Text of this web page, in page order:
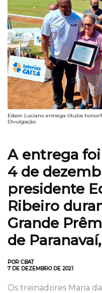
Edson Luciano entrega títulos
Divulgação
A entrega
4 de
presidente
Ribeiro
Grande
de
POR CBAT
7 DE DEZEMBRO DE 2021
Os treinadores Maria